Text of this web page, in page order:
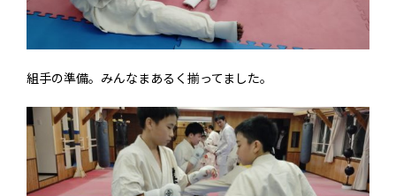
組手の準備。みんなまあるく揃ってました。